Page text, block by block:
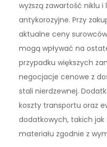
wyższą zawartość niklu i
antykorozyjne. Przy
aktualne ceny
mogą wpływać na
przypadku większych
negocjacje cenowe z
stali nierdzewnej.
koszty transportu oraz
dodatkowych, takich
materiału zgodnie z